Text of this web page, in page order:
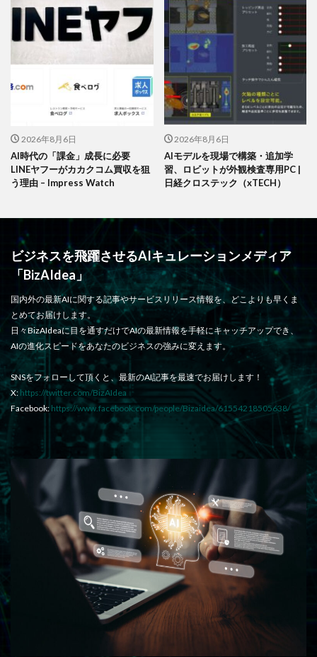
2026年8月6日
AI時代の「課金」成長に必要
LINEヤフーがカカクコム買収を狙
う理由 – Impress Watch
2026年8月6日
AIモデルを現場で構築・追加学
習、ロビットが外観検査専用PC |
日経クロステック（xTECH）
ビジネスを飛躍させるAIキュレーションメディア
「BizAIdea」
国内外の最新AIに関する記事やサービスリリース情報を、どこよりも早くま
とめてお届けします。
日々BizAIdeaに目を通すだけでAIの最新情報を手軽にキャッチアップでき、
AIの進化スピードをあなたのビジネスの強みに変えます。
SNSをフォローして頂くと、最新のAI記事を最速でお届けします！
X: https://twitter.com/BizAIdea
Facebook: https://www.facebook.com/people/Bizaidea/61554218505638/